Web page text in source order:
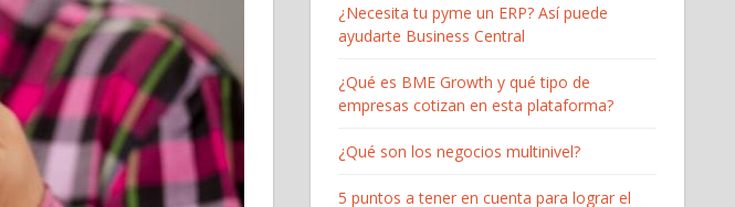
¿Necesita tu pyme un ERP? Así puede
ayudarte Business Central
¿Qué es BME Growth y qué tipo de
empresas cotizan en esta plataforma?
¿Qué son los negocios multinivel?
5 puntos a tener en cuenta para lograr el